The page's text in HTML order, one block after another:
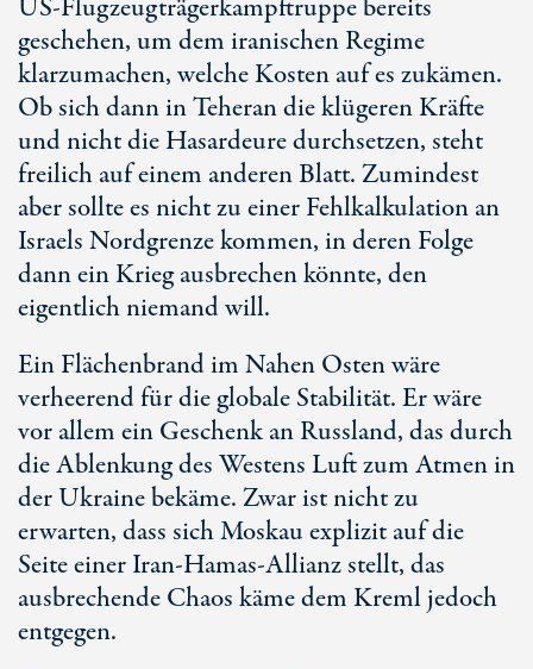
US-Flugzeugträgerkampftruppebereits
geschehen, um dem iranischen Regime
klarzumachen, welche Kosten auf es zukämen.
Ob sich dann in Teheran die klügeren Kräfte
und nicht die Hasardeure durchsetzen, steht
freilich auf einem anderen Blatt. Zumindest
aber sollte es nicht zu einer Fehlkalkulation an
Israels Nordgrenze kommen, in deren Folge
dann ein Krieg ausbrechen könnte, den
eigentlich niemand will.
Ein Flächenbrand im Nahen Osten wäre
verheerend für die globale Stabilität. Er wäre
vor allem ein Geschenk an Russland, das durch
die Ablenkung des Westens Luft zum Atmen in
der Ukraine bekäme. Zwar ist nicht zu
erwarten, dass sich Moskau explizit auf die
Seite einerIran-Hamas-Allianz stellt, das
ausbrechende Chaos käme dem Kreml jedoch
entgegen.